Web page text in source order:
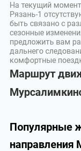
На текущий
Рязань-1
быть связано с
сезонные
предложить вам
дальнего
комфортные
Маршрут
Популярные
направления